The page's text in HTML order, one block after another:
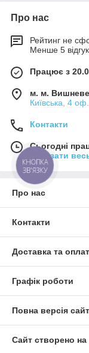
Про нас
Рейтинг не
Менше 5
Працює з
м. м. Вишневе
Київська, 4
Контакти
Сьогодні
Показати
Про нас
Контакти
Доставка та
Графік роботи
Повна версія
Сайт створено на
КНОПКА
ЗВ'ЯЗКУ